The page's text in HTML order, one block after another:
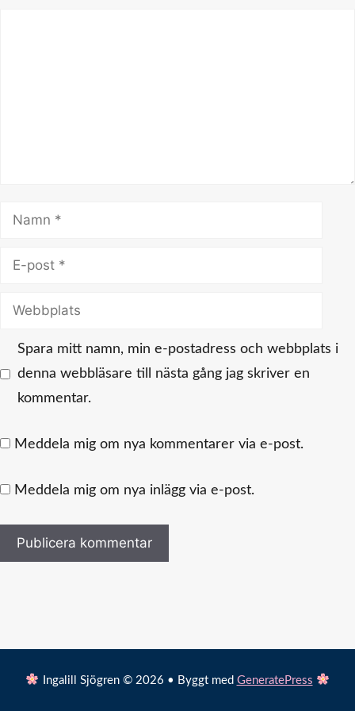
Namn
Webbplats
Spara mitt namn, min e-postadress och webbplats i
denna webbläsare till nästa gång jag skriver en
kommentar.
Meddela mig om nya kommentarer via e-post.
Meddela mig om nya inlägg via e-post.
Ingalill Sjögren © 2026 • Byggt med GeneratePress